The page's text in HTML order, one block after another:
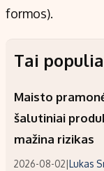
formos).
Tai
Maisto
šalutiniai
mažina rizikas
2026-08-02|Lukas